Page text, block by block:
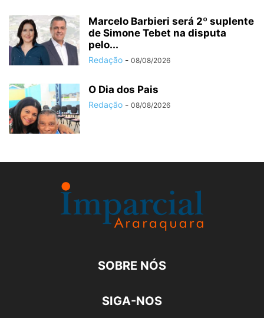
Marcelo Barbieri será 2º suplente
de Simone Tebet na disputa
pelo...
Redação - 08/08/2026
O Dia dos Pais
Redação - 08/08/2026
SOBRE NÓS
SIGA-NOS